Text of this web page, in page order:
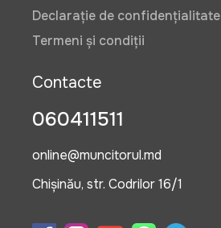
Declarație de confidențialitate
Termeni și condiții
Contacte
060411511
online@muncitorul.md
Chișinău, str. Codrilor 16/1